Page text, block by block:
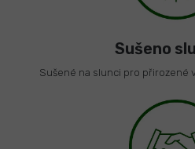
Sušeno
Sušené na slunci pro přirozené